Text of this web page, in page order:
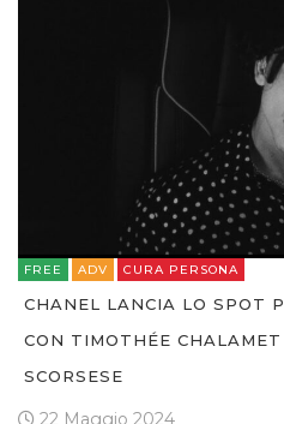
FREE ADV CURA PERSONA
CHANEL LANCIA LO SPOT
CON TIMOTHÉE
SCORSESE
22 Maggio 2024